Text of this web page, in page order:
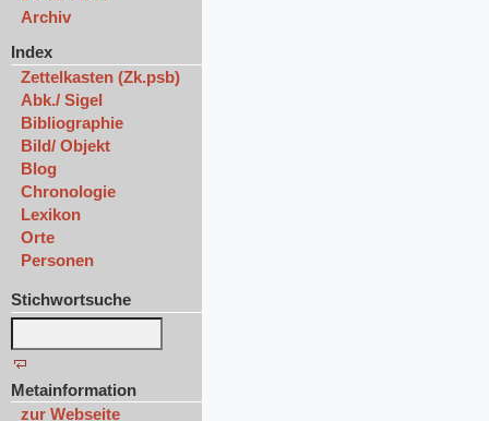
Archiv
Index
Zettelkasten (Zk.psb)
Abk./ Sigel
Bibliographie
Bild/ Objekt
Blog
Chronologie
Lexikon
Orte
Personen
Stichwortsuche
Metainformation
zur Webseite